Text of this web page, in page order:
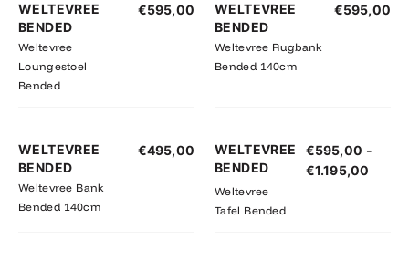
WELTEVREE
BENDED
Weltevree
Loungestoel
Bended
€595,00
WELTEVREE
BENDED
Weltevree Rugbank
Bended 140cm
€595,00
WELTEVREE
BENDED
Weltevree Bank
Bended 140cm
€495,00
WELTEVREE
BENDED
Weltevree
Tafel Bended
€595,00 -
€1.195,00